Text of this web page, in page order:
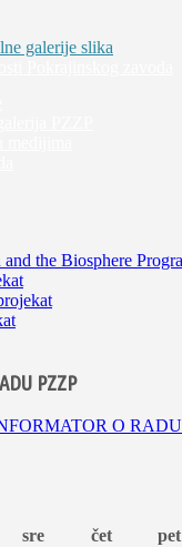
galerije slika
PZZP
sre čet pet